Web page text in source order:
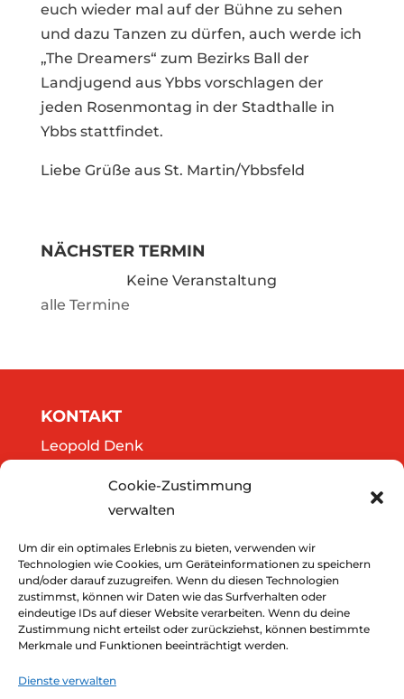
Cookie-Zustimmung
verwalten
Um dir ein optimales Erlebnis zu bieten, verwenden wir
Technologien wie Cookies, um Geräteinformationen zu speichern
und/oder darauf zuzugreifen. Wenn du diesen Technologien
zustimmst, können wir Daten wie das Surfverhalten oder
eindeutige IDs auf dieser Website verarbeiten. Wenn du deine
Zustimmung nicht erteilst oder zurückziehst, können bestimmte
Merkmale und Funktionen beeinträchtigt werden.
Dienste verwalten
euch wieder mal auf der Bühne zu sehen
und dazu Tanzen zu dürfen, auch werde ich
„The Dreamers“ zum Bezirks Ball der
Landjugend aus Ybbs vorschlagen der
jeden Rosenmontag in der Stadthalle in
Ybbs stattfindet.
Liebe Grüße aus St. Martin/Ybbsfeld
NÄCHSTER TERMIN
Keine Veranstaltung
alle Termine
KONTAKT
Leopold Denk
A-3500 Krems
Tel.: 0664/2020141
office@thedreamers.at
Downloads
Impressum